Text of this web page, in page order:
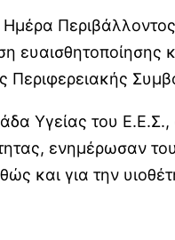
ευαισθητοποίησης
Περιφερειακής
Υγείας του
ενημέρωσαν
και για την